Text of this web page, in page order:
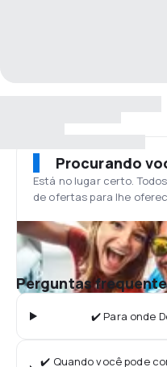
Procurando
Está no lugar certo.
de ofertas para lhe
Perguntas
✔️ Para onde
✔️ Quando você pode